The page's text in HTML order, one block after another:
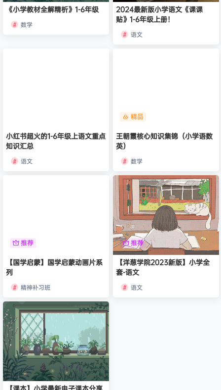
《小学教材全解精析》1-6年级
数学
2024最新版小学语文《课课
贴》1-6年级上册！
语文
小红书超火的1-6年级上语文重点
知识汇总
语文
精品
王朝霞核心知识集锦（小学语数
英）
数学
推荐
【国学启蒙】国学启蒙动画片系
列
精神补习班
推荐
【洋葱学院2023新版】小学全
套-语文
语文